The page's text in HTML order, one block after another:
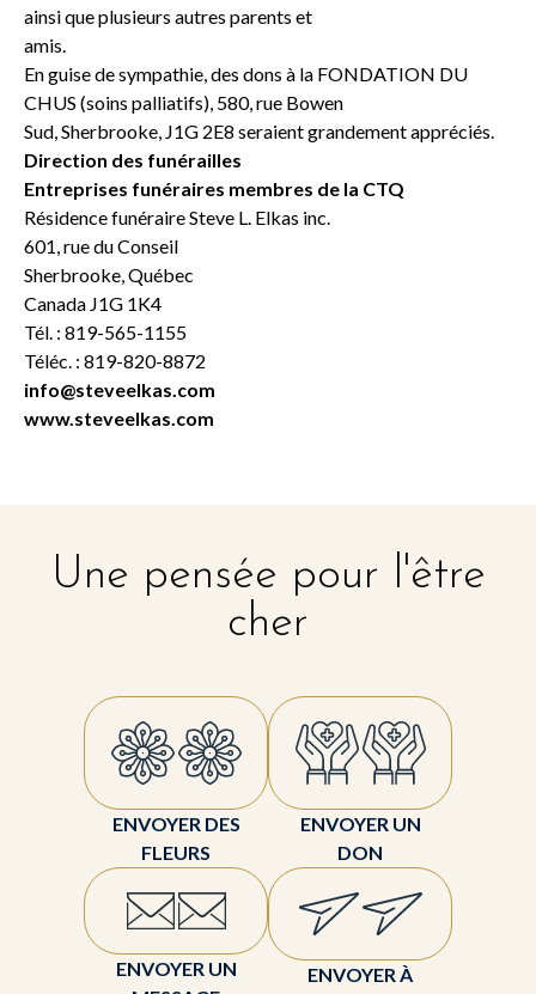
ainsi que plusieurs autres parents et
amis.
En guise de sympathie, des dons à la FONDATION DU
CHUS (soins palliatifs), 580, rue Bowen
Sud, Sherbrooke, J1G 2E8 seraient grandement appréciés.
Direction des funérailles
Entreprises funéraires membres de la CTQ
Résidence funéraire Steve L. Elkas inc.
601, rue du Conseil
Sherbrooke, Québec
Canada J1G 1K4
Tél. : 819-565-1155
Téléc. : 819-820-8872
info@steveelkas.com
www.steveelkas.com
Une pensée pour l'être
cher
ENVOYER DES
FLEURS
ENVOYER UN
DON
ENVOYER UN
ENVOYER À